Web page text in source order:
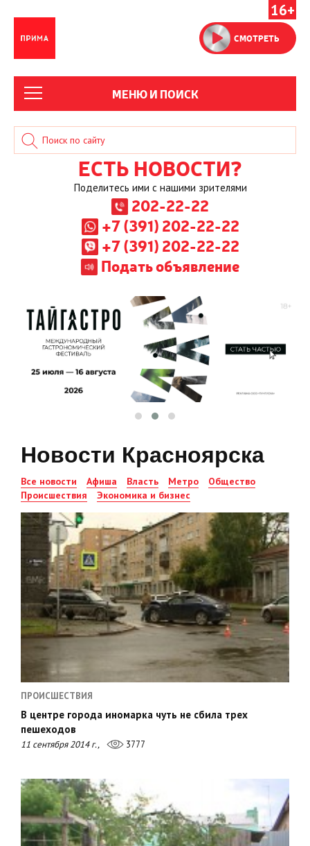
16+
СМОТРЕТЬ
МЕНЮ И ПОИСК
ЕСТЬ НОВОСТИ?
Поделитесь ими с нашими зрителями
202-22-22
+7 (391) 202-22-22
+7 (391) 202-22-22
Подать объявление
Новости Красноярска
Все новости Афиша Власть Метро
Общество
Происшествия
Экономика и бизнес
ПРОИСШЕСТВИЯ
В центре города иномарка чуть не сбила трех
пешеходов
11 сентября 2014 г., 3777